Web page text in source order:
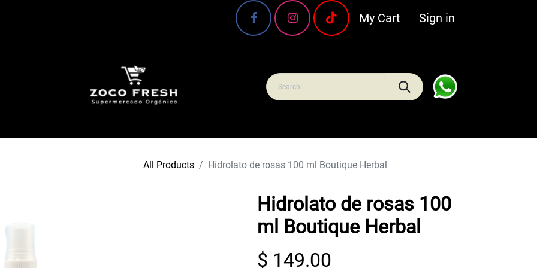
My Cart Sign in
Canasta básica Frutas y Verduras Carnes y pescado Frescos Bebidas
All Products Hidrolato de rosas 100 ml Boutique Herbal
Hidrolato de rosas 100
ml Boutique Herbal
$ 149.00